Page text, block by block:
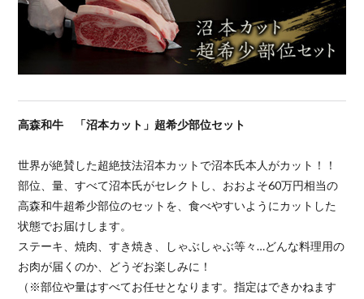
高森和牛 「沼本カット」超希少部位セット
世界が絶賛した超絶技法沼本カットで沼本氏本人がカット！！
部位、量、すべて沼本氏がセレクトし、おおよそ60万円相当の
高森和牛超希少部位のセットを、食べやすいようにカットした
状態でお届けします。
ステーキ、焼肉、すき焼き、しゃぶしゃぶ等々…どんな料理用の
お肉が届くのか、どうぞお楽しみに！
（※部位や量はすべてお任せとなります。指定はできかねます